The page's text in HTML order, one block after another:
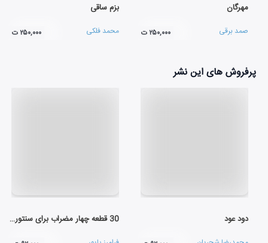
مهرگان
صمد برقی ۲۵۰,۰۰۰ ت
بزم ساقی
محمد فلکی ۲۵۰,۰۰۰ ت
پرفروش های این نشر
دود عود 30 قطعه چهار مضراب برای سنتور (لوح اول)